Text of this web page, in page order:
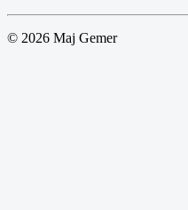
© 2026 Maj Gemer